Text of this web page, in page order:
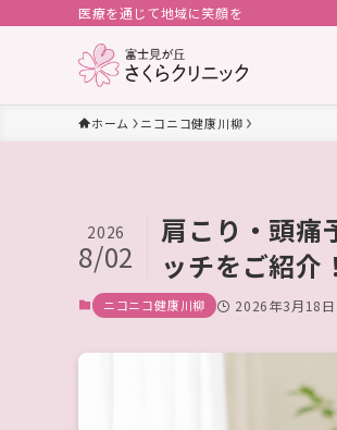
医療を通じて地域に笑顔を
ホーム ニコニコ健康川柳
肩こり・頭痛
ッチをご紹介！
2026
8/02
ニコニコ健康川柳 2026年3月18日